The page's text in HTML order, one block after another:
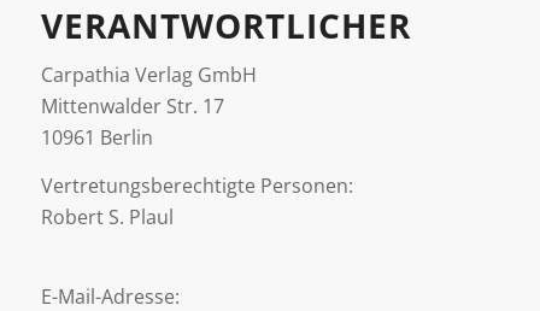
VERANTWORTLICHER
Carpathia Verlag GmbH
Mittenwalder Str. 17
10961 Berlin
Vertretungsberechtigte Personen:
Robert S. Plaul
E-Mail-Adresse: